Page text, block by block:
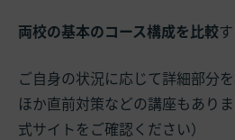
両校の基本のコース構成を比較
ご自身の状況に応じて詳細部分
ほか直前対策などの講座もあり
式サイトをご確認ください）